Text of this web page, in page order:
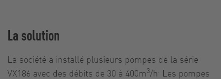
La solution
La société a installé plusieurs pompes de la série
VX186 avec des débits de 30 à 400m3/h Les pompes